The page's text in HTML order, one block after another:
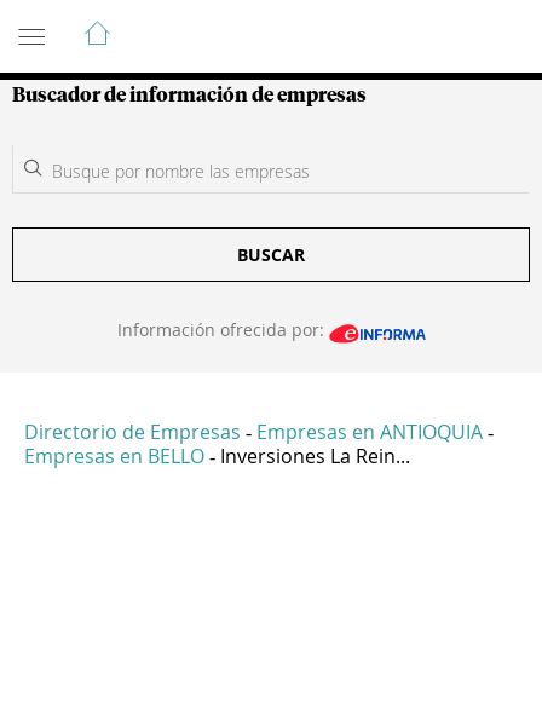
Guía de Empresas Colombianas
Buscador de información de empresas
BUSCAR
Información ofrecida por:
Directorio de Empresas - Empresas en ANTIOQUIA -
Empresas en BELLO - Inversiones La Rein...